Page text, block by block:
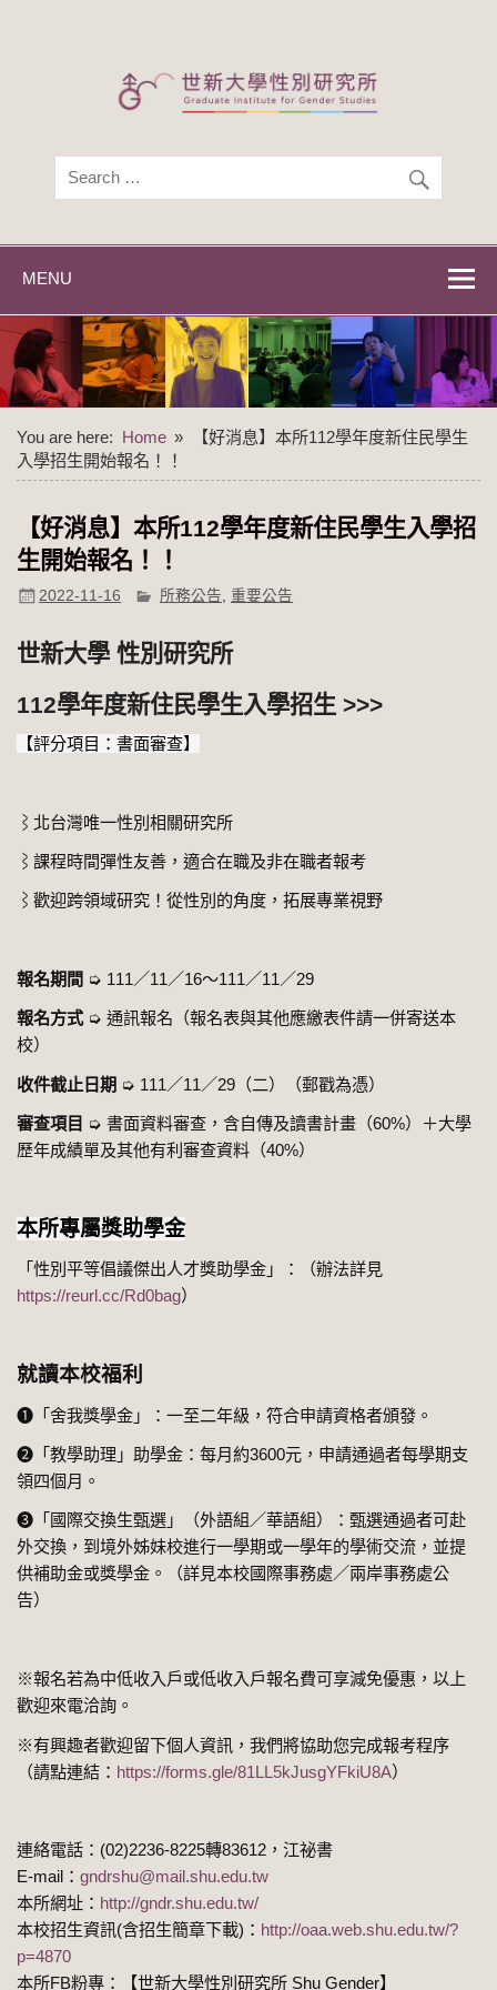
世新大學性別研
世新大學性別研究所
MENU
You are here: Home
【好消息】本所112學年度新住民學生
入學招生開始報名！！
【好消息】本所112學年度新住民學生入學招
生開始報名！！
2022-11-16 所務公告 ,重要公告
世新大學 性別研究所
11​​2學年度新住民學生入學招生 >>>
【評分項目：書面審查】
⌇北台灣唯一性別相關研究所
⌇課程時間彈性友善，適合在職及非在職者報考
⌇歡迎跨領域研究！從性別的角度，拓展專業視野
報名期間 ➭ 111／11／16～111／11／29
報名方式 ➭ 通訊報名（報名表與其他應繳表件請一併寄送本
校）
收件截止日期 ➭ 111／11／29（二）（郵戳為憑）
審查項目 ➭ 書面資料審查，含自傳及讀書計畫（60%）＋大學
歷年成績單及其他有利審查資料（40%）
本所專屬獎助學金
「性別平等倡議傑出人才獎助學金」：（辦法詳見
https://reurl.cc/Rd0bag）
就讀本校福利
➊「舍我獎學金」：一至二年級，符合申請資格者頒發。
➋「教學助理」助學金：每月約3600元，申請通過者每學期支
領四個月。
➌「國際交換生甄選」（外語組／華語組）：甄選通過者可赴
外交換，到境外姊妹校進行一學期或一學年的學術交流，並提
供補助金或獎學金。（詳見本校國際事務處／兩岸事務處公
告）
※報名若為中低收入戶或低收入戶報名費可享減免優惠，以上
歡迎來電洽詢。
※有興趣者歡迎留下個人資訊，我們將協助您完成報考程序
（請點連結： https://forms.gle/81LL5kJusgYFkiU8A）
連絡電話：(02)2236-8225轉83612，江祕書
E-mail：gndrshu@mail.shu.edu.tw
本所網址： http://gndr.shu.edu.tw/
本校招生資訊(含招生簡章下載)： http://oaa.web.shu.edu.tw/?
p=4870
本所FB粉專：【世新大學性別研究所 Shu Gender】